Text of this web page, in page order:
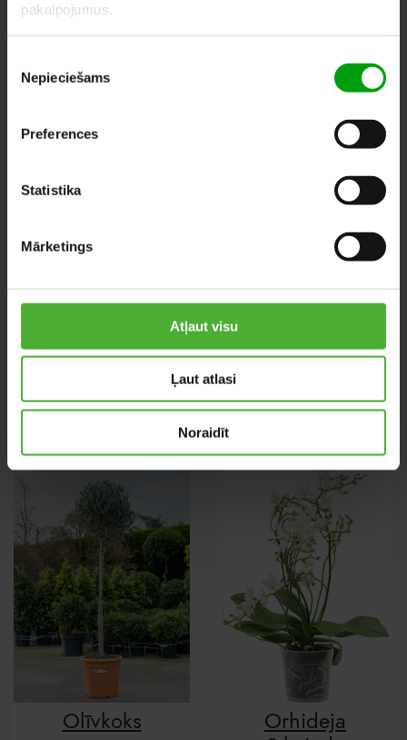
pakalpojumus.
izvēle
Nepieciešams
Preferences
Statistika
Mārketings
Atļaut visu
Ļaut atlasi
Noraidīt
LĪDZĪGI PRODUKTI
Oerstediana
Tassmania
Olīvkoks
Orhideja